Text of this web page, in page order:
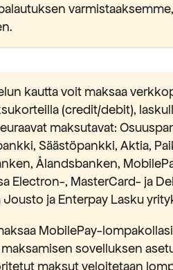
kautta voit maksaa
(credit/debit),
maksutavat:
Säästöpankki, Aktia,
Ålandsbanken,
Electron-, MasterCard- ja
Jousto ja Enterpay Lasku
MobilePay-
sovelluksen
maksut veloitetaan